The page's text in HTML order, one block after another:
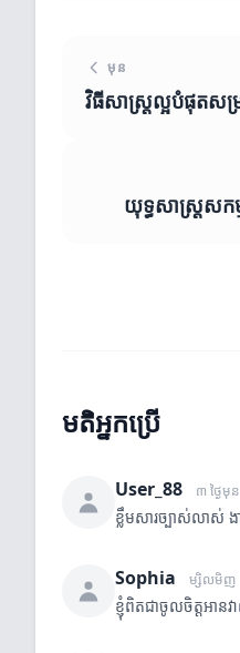
មុន
វិធីសាស្ត្រល្អបំផុតសម្
យុទ្ធសាស្ត្រសក
មតិអ្នកប្រើ
User_88 ៣ ថ្ងៃមុន
ខ្លឹមសារច្បាស់លា
Sophia ម្សិលមិញ
ខ្ញុំពិតជាចូលចិត្តអាន